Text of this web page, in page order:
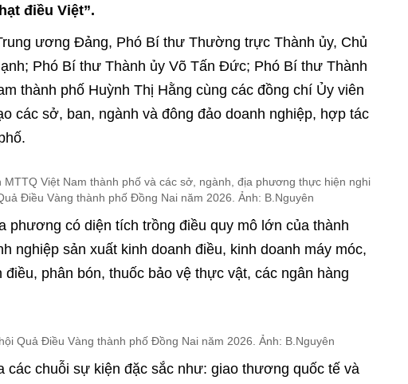
điều Việt”.
ương Đảng, Phó Bí thư Thường trực Thành ủy, Chủ
Phó Bí thư Thành ủy Võ Tấn Đức; Phó Bí thư Thành
thành phố Huỳnh Thị Hằng cùng các đồng chí Ủy viên
các sở, ban, ngành và đông đảo doanh nghiệp, hợp tác
Việt Nam thành phố và các sở, ngành, địa phương thực hiện nghi
Điều Vàng thành phố Đồng Nai năm 2026. Ảnh: B.Nguyên
phương có diện tích trồng điều quy mô lớn của thành
nghiệp sản xuất kinh doanh điều, kinh doanh máy móc,
phân bón, thuốc bảo vệ thực vật, các ngân hàng
Quả Điều Vàng thành phố Đồng Nai năm 2026. Ảnh: B.Nguyên
các chuỗi sự kiện đặc sắc như: giao thương quốc tế và